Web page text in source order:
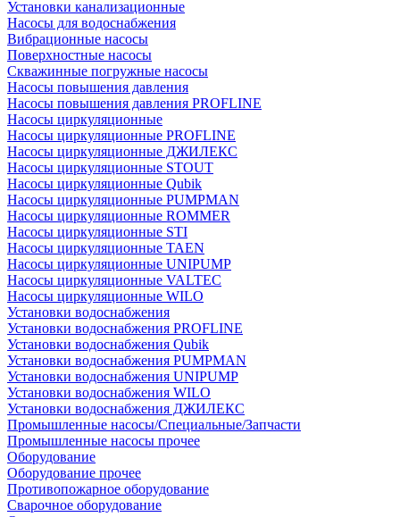
Установки канализационные
Насосы для водоснабжения
Вибрационные насосы
Поверхностные насосы
Скважинные погружные насосы
Насосы повышения давления
Насосы повышения давления PROFLINE
Насосы циркуляционные
Насосы циркуляционные PROFLINE
Насосы циркуляционные ДЖИЛЕКС
Насосы циркуляционные STOUT
Насосы циркуляционные Qubik
Насосы циркуляционные PUMPMAN
Насосы циркуляционные ROMMER
Насосы циркуляционные STI
Насосы циркуляционные TAEN
Насосы циркуляционные UNIPUMP
Насосы циркуляционные VALTEC
Насосы циркуляционные WILO
Установки водоснабжения
Установки водоснабжения PROFLINE
Установки водоснабжения Qubik
Установки водоснабжения PUMPMAN
Установки водоснабжения UNIPUMP
Установки водоснабжения WILO
Установки водоснабжения ДЖИЛЕКС
Промышленные насосы/Специальные/Запчасти
Промышленные насосы прочее
Оборудование
Оборудование прочее
Противопожарное оборудование
Сварочное оборудование